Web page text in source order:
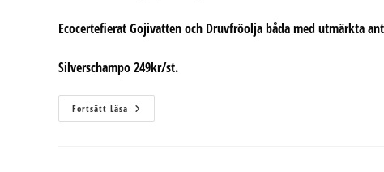
Ecocertefierat Gojivatten och Druvfröolja båda med utmärkta
Silverschampo 249kr/st.
Fortsätt Läsa Silverprodukter
För